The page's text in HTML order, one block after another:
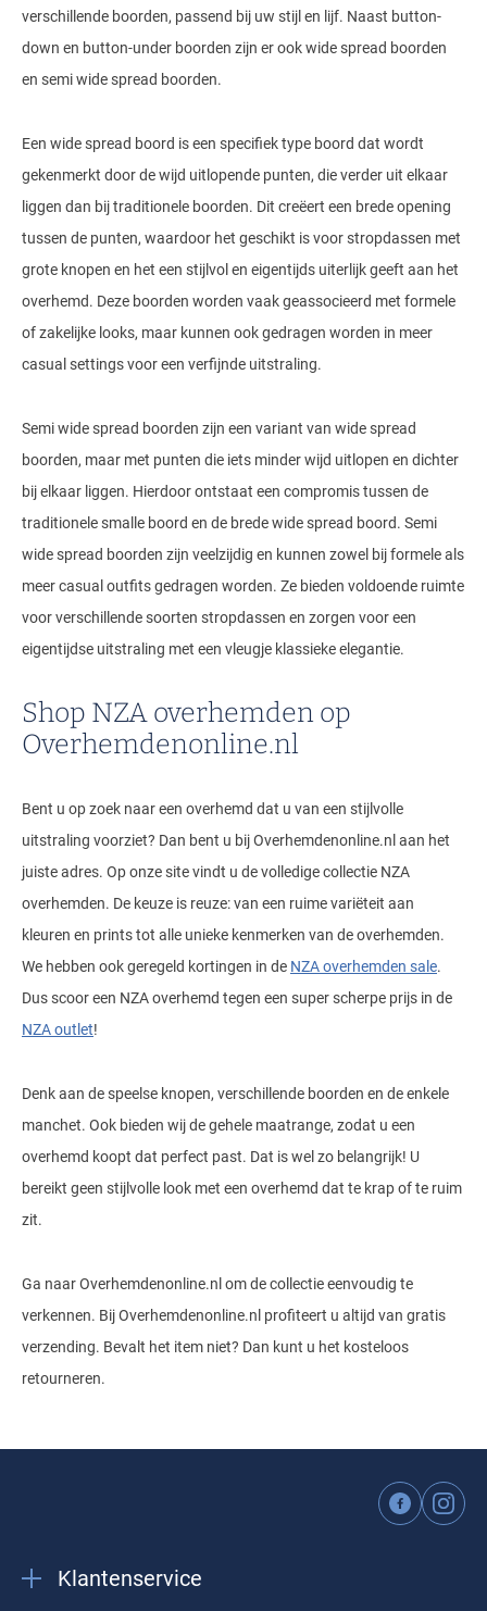
verschillende boorden, passend bij uw stijl en lijf. Naast button-
down en button-under boorden zijn er ook wide spread boorden
en semi wide spread boorden.
Een wide spread boord is een specifiek type boord dat wordt
gekenmerkt door de wijd uitlopende punten, die verder uit elkaar
liggen dan bij traditionele boorden. Dit creëert een brede opening
tussen de punten, waardoor het geschikt is voor stropdassen met
grote knopen en het een stijlvol en eigentijds uiterlijk geeft aan het
overhemd. Deze boorden worden vaak geassocieerd met formele
of zakelijke looks, maar kunnen ook gedragen worden in meer
casual settings voor een verfijnde uitstraling.
Semi wide spread boorden zijn een variant van wide spread
boorden, maar met punten die iets minder wijd uitlopen en dichter
bij elkaar liggen. Hierdoor ontstaat een compromis tussen de
traditionele smalle boord en de brede wide spread boord. Semi
wide spread boorden zijn veelzijdig en kunnen zowel bij formele als
meer casual outfits gedragen worden. Ze bieden voldoende ruimte
voor verschillende soorten stropdassen en zorgen voor een
eigentijdse uitstraling met een vleugje klassieke elegantie.
Shop NZA overhemden op
Overhemdenonline.nl
Bent u op zoek naar een overhemd dat u van een stijlvolle
uitstraling voorziet? Dan bent u bij Overhemdenonline.nl aan het
juiste adres. Op onze site vindt u de volledige collectie NZA
overhemden. De keuze is reuze: van een ruime variëteit aan
kleuren en prints tot alle unieke kenmerken van de overhemden.
We hebben ook geregeld kortingen in de NZA overhemden sale.
Dus scoor een NZA overhemd tegen een super scherpe prijs in de
NZA outlet!
Denk aan de speelse knopen, verschillende boorden en de enkele
manchet. Ook bieden wij de gehele maatrange, zodat u een
overhemd koopt dat perfect past. Dat is wel zo belangrijk! U
bereikt geen stijlvolle look met een overhemd dat te krap of te ruim
zit.
Ga naar Overhemdenonline.nl om de collectie eenvoudig te
verkennen. Bij Overhemdenonline.nl profiteert u altijd van gratis
verzending. Bevalt het item niet? Dan kunt u het kosteloos
retourneren.
Klantenservice